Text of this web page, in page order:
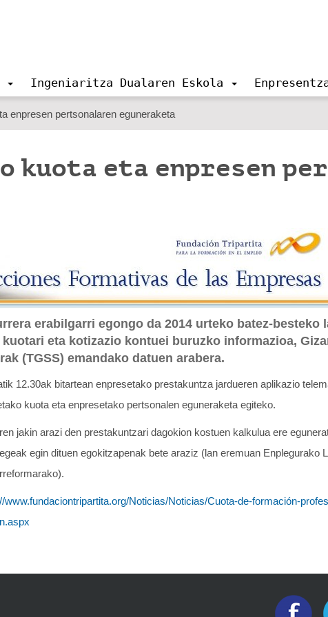
Ingeniaritza Dualaren Eskola
enpresen pertsonalaren eguneraketa
kuota eta enpresen
erabilgarri egongo da 2014 urteko batez-besteko
kuotari eta kotizazio kontuei buruzko informazioa,
(TGSS) emandako datuen arabera.
12.30ak bitartean enpresetako prestakuntza jardueren aplikazio
kuota eta enpresetako pertsonalen eguneraketa egiteko.
jakin arazi den prestakuntzari dagokion kostuen kalkulua ere
egin dituen egokitzapenak bete araziz (lan eremuan Enplegurako
www.fundaciontripartita.org/Noticias/Noticias/Cuota-de-formación-